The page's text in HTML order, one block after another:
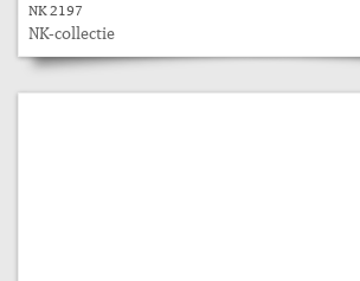
NK 2197
NK-collectie